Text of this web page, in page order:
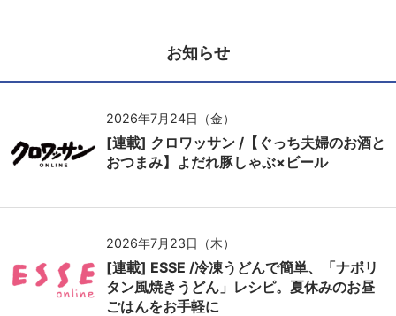
お知らせ
2026年7月24日（金）
[連載] クロワッサン /【ぐっち夫婦のお酒と
おつまみ】よだれ豚しゃぶ×ビール
2026年7月23日（木）
[連載] ESSE /冷凍うどんで簡単、「ナポリ
タン風焼きうどん」レシピ。夏休みのお昼
ごはんをお手軽に